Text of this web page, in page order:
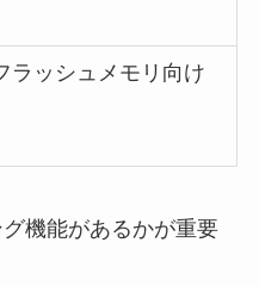
ラッシュメモリ向け
機能があるかが重要